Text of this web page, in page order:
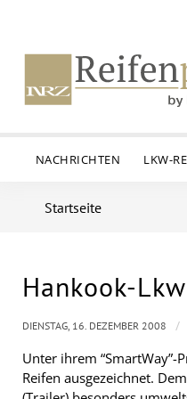
NACHRICHTEN LKW-
Startseite
Hankook-
Unter ihrem
Reifen ausgezeichnet.
DIENSTAG, 16. DEZEMBER 2008 /